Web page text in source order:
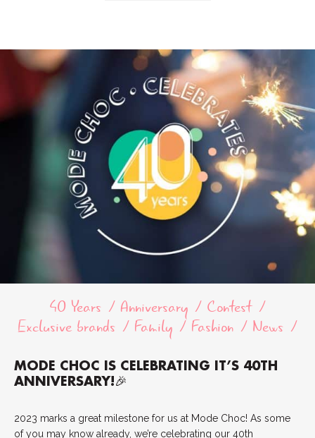
40 Years Anniversary
Contest
Exclusive brands
Family Fashion News
MODE CHOC IS CELEBRATING IT’S 40TH
ANNIVERSARY!🎉
2023 marks a great milestone for us at Mode Choc! As some
of you may know already, we’re celebrating our 40th